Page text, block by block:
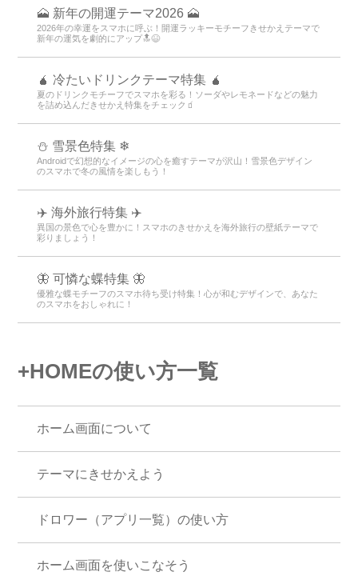
🗻 新年の開運テーマ2026 🗻
2026年の幸運をスマホに呼ぶ！開運ラッキーモチーフきせかえテーマで
新年の運気を劇的にアップ🔝😆
🧉 冷たいドリンクテーマ特集 🧉
夏のドリンクモチーフでスマホを彩る！ソーダやレモネードなどの魅力
を詰め込んだきせかえ特集をチェック🧃
⛄ 雪景色特集 ❄
Androidで幻想的なイメージの心を癒すテーマが沢山！雪景色デザイン
のスマホで冬の風情を楽しもう！
✈️ 海外旅行特集 ✈️
異国の景色で心を豊かに！スマホのきせかえを海外旅行の壁紙テーマで
彩りましょう！
🦋 可憐な蝶特集 🦋
優雅な蝶モチーフのスマホ待ち受け特集！心が和むデザインで、あなた
のスマホをおしゃれに！
+HOMEの使い方一覧
ホーム画面について
テーマにきせかえよう
ドロワー（アプリ一覧）の使い方
ホーム画面を使いこなそう